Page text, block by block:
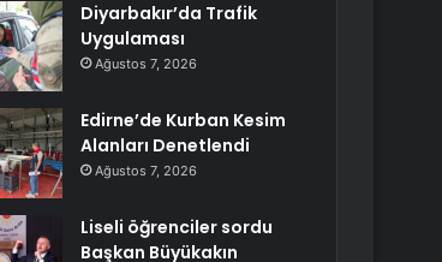
Diyarbakır’da Trafik
Uygulaması
Ağustos 7, 2026
Edirne’de Kurban Kesim
Alanları Denetlendi
Ağustos 7, 2026
Liseli öğrenciler sordu
Başkan Büyükakın